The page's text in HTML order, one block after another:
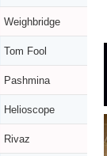
Weighbridge
Tom Fool
Pashmina
Helioscope
Rivaz